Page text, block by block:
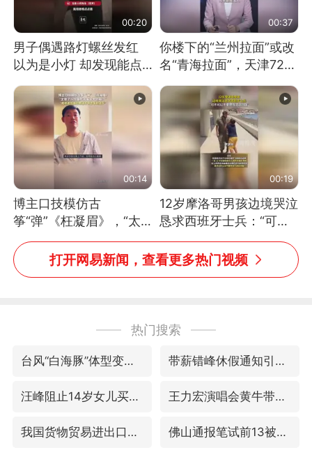
00:20
男子偶遇路灯螺丝发红
以为是小灯 却发现能点
燃香烟 当事人：已报警
处理
00:37
你楼下的“兰州拉面”或改
名“青海拉面”，天津72家
面馆已集体更换招牌
00:14
博主口技模仿古
筝“弹”《枉凝眉》，“太
像了～你是吃古筝长大的
吗？”“或将成为首位考级
不带古筝的选手。”（来
00:19
12岁摩洛哥男孩边境哭泣
恳求西班牙士兵：“可不
可以不要把我遣返回国”
打开网易新闻，查看更多热门视频
热门搜索
台风“白海豚”体型变大！环流面积接近13个浙江那么大 带薪错峰休假通知引争议 河南回应
汪峰阻止14岁女儿买大牌 王力宏演唱会黄牛带观众藏匿被查获
我国货物贸易进出口超30万亿元 佛山通报笔试前13被淘汰后5名进体检